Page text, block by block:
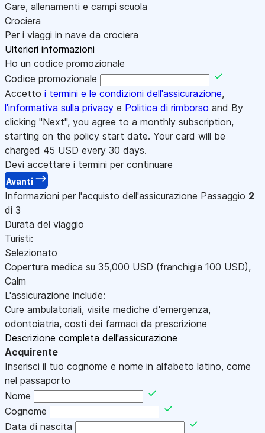
Gare, allenamenti e campi scuola
Crociera
Per i viaggi in nave da crociera
Ulteriori informazioni
Ho un codice promozionale
Codice promozionale
Accetto i termini e le condizioni dell'assicurazione,
l'informativa sulla privacy e Politica di rimborso and By
clicking "Next", you agree to a monthly subscription,
starting on the policy start date. Your card will be
charged 45 USD every 30 days.
Devi accettare i termini per continuare
Avanti
Informazioni per l'acquisto dell'assicurazione Passaggio 2
di 3
Durata del viaggio
Turisti:
Selezionato
Copertura medica su 35,000 USD (franchigia 100 USD),
Calm
L'assicurazione include:
Cure ambulatoriali, visite mediche d'emergenza,
odontoiatria, costi dei farmaci da prescrizione
Descrizione completa dell'assicurazione
Acquirente
Inserisci il tuo cognome e nome in alfabeto latino, come
nel passaporto
Nome
Cognome
Data di nascita